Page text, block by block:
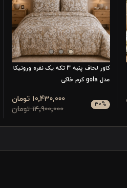
کاور لحاف پنبه 3 تکه یک نفره ورونیکا
مدل gola کرم خاکی
30% 14٬900٬000 تومان
10٬430٬000 تومان